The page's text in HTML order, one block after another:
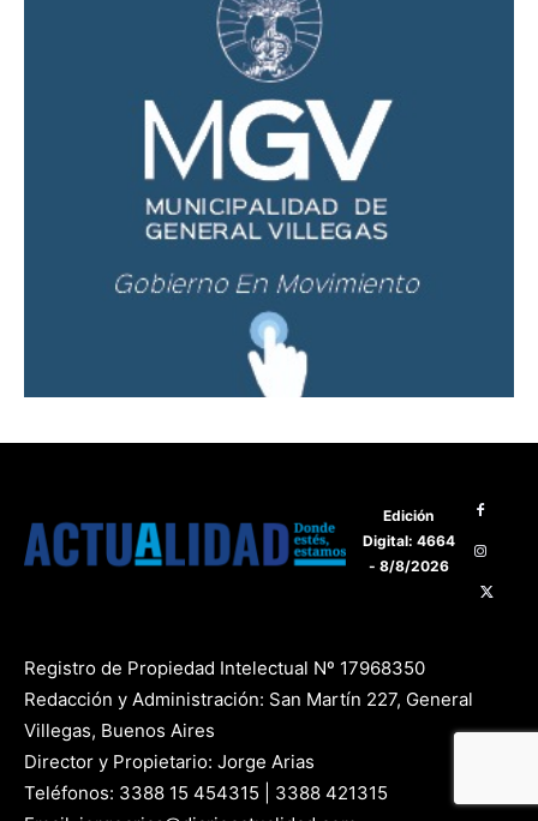
Edición
Digital: 4664
- 8/8/2026
Registro de Propiedad Intelectual Nº 17968350
Redacción y Administración: San Martín 227, General
Villegas, Buenos Aires
Director y Propietario: Jorge Arias
Teléfonos: 3388 15 454315 | 3388 421315